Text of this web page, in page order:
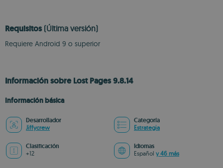
Requisitos (Última versión)
Requiere Android 9 o superior
Información sobre Lost Pages 9.8.14
Información básica
Desarrollador
Jiffycrew
Categoría
Estrategia
Clasificación
+12
Idiomas
Español y 46 más